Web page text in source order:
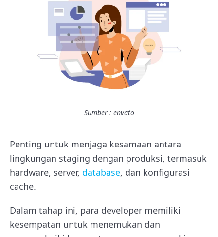
Sumber : envato
Penting untuk menjaga kesamaan antara
lingkungan staging dengan produksi, termasuk
hardware, server, database, dan konfigurasi
cache.
Dalam tahap ini, para developer memiliki
kesempatan untuk menemukan dan